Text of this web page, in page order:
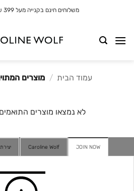
משלוחים חינם בקנייה מעל 399 ש"ח לא כולל ריהוט
עמוד הבית / מוצרים
לא נמצאו מוצרים
JOIN NOW
Caroline Wolf